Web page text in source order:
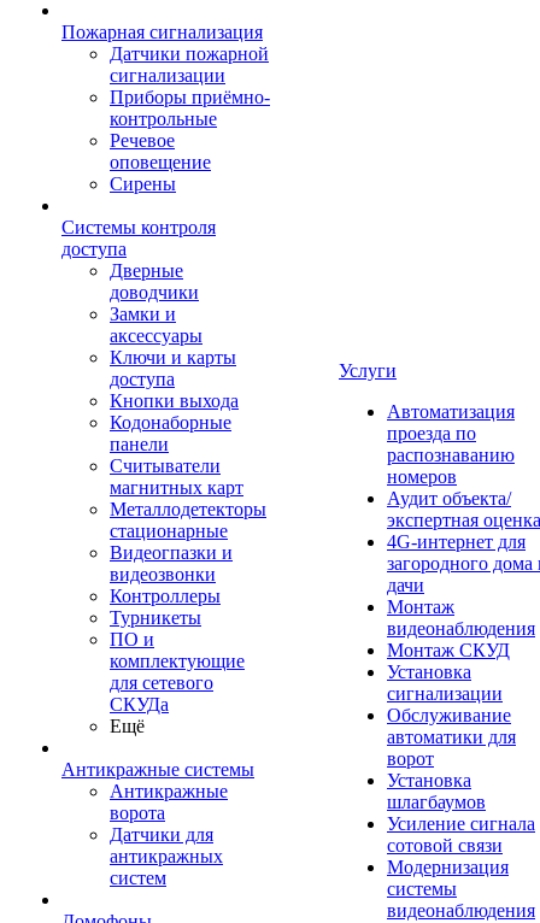
Пожарная сигнализация
Датчики пожарной
сигнализации
Приборы приёмно-
контрольные
Речевое
оповещение
Сирены
Системы контроля
доступа
Дверные
доводчики
Замки и
аксессуары
Ключи и карты
доступа
Кнопки выхода
Кодонаборные
панели
Считыватели
магнитных карт
Металлодетекторы
стационарные
Видеогпазки и
видеозвонки
Контроллеры
Турникеты
ПО и
комплектующие
для сетевого
СКУДа
Ещё
Антикражные системы
Антикражные
ворота
Датчики для
антикражных
систем
Услуги
Автоматизация
проезда по
распознаванию
номеров
Аудит объекта/
экспертная оценка
4G-интернет для
загородного дома
дачи
Монтаж
видеонаблюдения
Монтаж СКУД
Установка
сигнализации
Обслуживание
автоматики для
ворот
Установка
шлагбаумов
Усиление сигнала
сотовой связи
Модернизация
системы
видеонаблюдения